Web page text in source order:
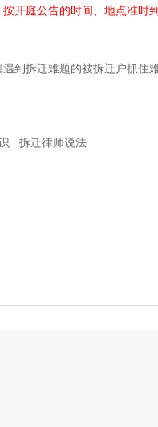
开庭公告的时间、地点准时
遇到拆迁难题的被拆迁户抓住
拆迁律师说法